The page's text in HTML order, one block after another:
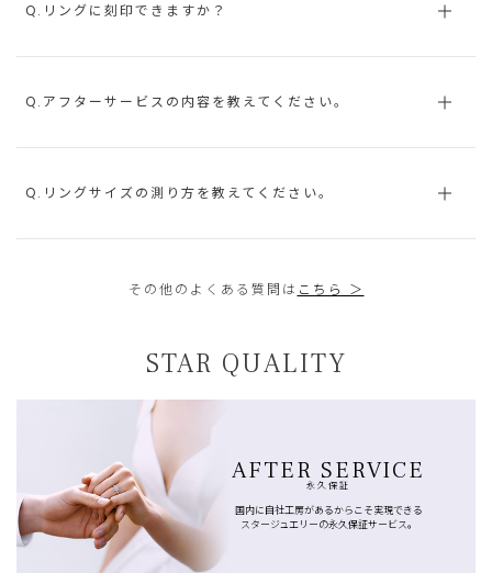
Q.リングに刻印できますか？
Q.アフターサービスの内容を教えてください。
Q.リングサイズの測り方を教えてください。
その他のよくある質問は こちら ＞
STAR QUALITY
AFTER SERVICE
永久保証
国内に自社工房があるからこそ実現できる
スタージュエリーの永久保証サービス。